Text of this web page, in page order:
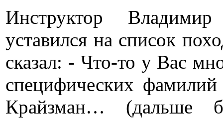
Инструктор
уставился на список
сказал: - Что-то у Вас
специфических
Крайзман… (дальше